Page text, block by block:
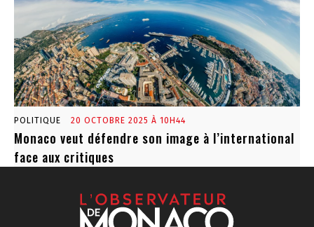
POLITIQUE 20 OCTOBRE 2025 À 10H44
Monaco veut défendre son image à l’international
face aux critiques